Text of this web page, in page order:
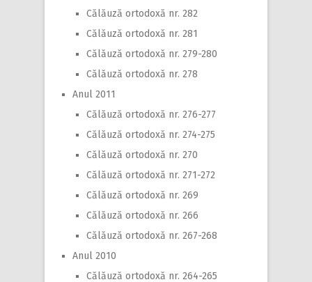
Călăuză ortodoxă nr. 282
Călăuză ortodoxă nr. 281
Călăuză ortodoxă nr. 279-280
Călăuză ortodoxă nr. 278
Anul 2011
Călăuză ortodoxă nr. 276-277
Călăuză ortodoxă nr. 274-275
Călăuză ortodoxă nr. 270
Călăuză ortodoxă nr. 271-272
Călăuză ortodoxă nr. 269
Călăuză ortodoxă nr. 266
Călăuză ortodoxă nr. 267-268
Anul 2010
Călăuză ortodoxă nr. 264-265